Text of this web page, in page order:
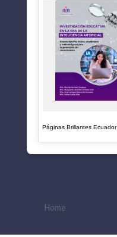
Páginas Brillantes Ecuador
Home